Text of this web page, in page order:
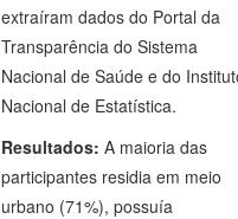
extraíram dados do Portal da
Transparência do Sistema
Nacional de Saúde e do
Nacional de Estatística.
Resultados: A maioria das
participantes residia em meio
urbano (71%), possuía